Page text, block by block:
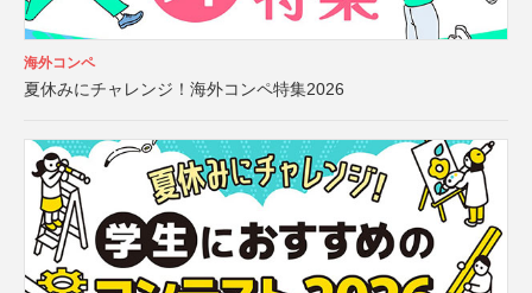
海外コンペ
夏休みにチャレンジ！海外コンペ特集2026